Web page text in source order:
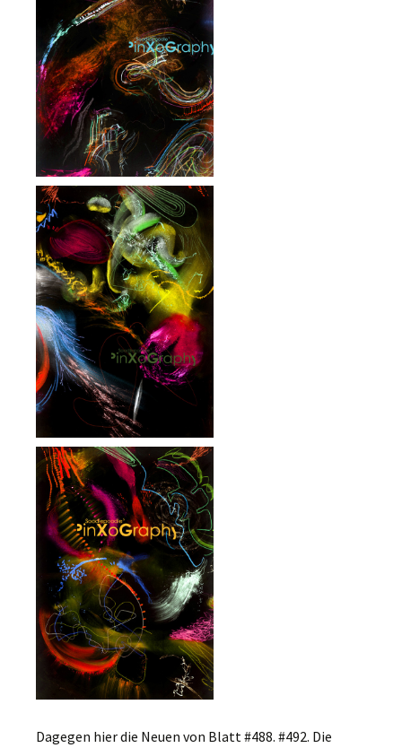
Dagegen hier die Neuen von Blatt #488. #492. Die